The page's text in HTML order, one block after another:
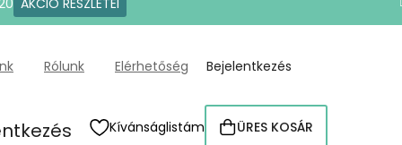
AKCIÓ RÉSZLETEI
Rólunk Elérhetőség Bejelentkezés
Kívánságlistám KOSÁR
ÜRES KOSÁR